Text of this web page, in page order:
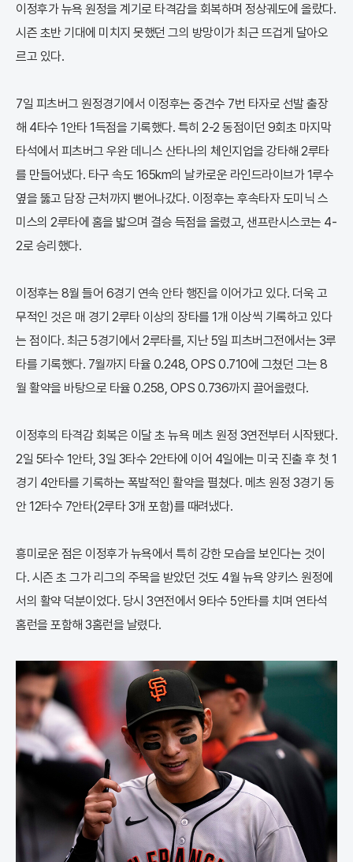
이정후가 뉴욕 원정을 계기로 타격감을 회복하며 정상궤도에 올랐다.
시즌 초반 기대에 미치지 못했던 그의 방망이가 최근 뜨겁게 달아오
르고 있다.
7일 피츠버그 원정경기에서 이정후는 중견수 7번 타자로 선발 출장
해 4타수 1안타 1득점을 기록했다. 특히 2-2 동점이던 9회초 마지막
타석에서 피츠버그 우완 데니스 산타나의 체인지업을 강타해 2루타
를 만들어냈다. 타구 속도 165km의 날카로운 라인드라이브가 1루수
옆을 뚫고 담장 근처까지 뻗어나갔다. 이정후는 후속타자 도미닉 스
미스의 2루타에 홈을 밟으며 결승 득점을 올렸고, 샌프란시스코는 4-
2로 승리했다.
이정후는 8월 들어 6경기 연속 안타 행진을 이어가고 있다. 더욱 고
무적인 것은 매 경기 2루타 이상의 장타를 1개 이상씩 기록하고 있다
는 점이다. 최근 5경기에서 2루타를, 지난 5일 피츠버그전에서는 3루
타를 기록했다. 7월까지 타율 0.248, OPS 0.710에 그쳤던 그는 8
월 활약을 바탕으로 타율 0.258, OPS 0.736까지 끌어올렸다.
이정후의 타격감 회복은 이달 초 뉴욕 메츠 원정 3연전부터 시작됐다.
2일 5타수 1안타, 3일 3타수 2안타에 이어 4일에는 미국 진출 후 첫 1
경기 4안타를 기록하는 폭발적인 활약을 펼쳤다. 메츠 원정 3경기 동
안 12타수 7안타(2루타 3개 포함)를 때려냈다.
흥미로운 점은 이정후가 뉴욕에서 특히 강한 모습을 보인다는 것이
다. 시즌 초 그가 리그의 주목을 받았던 것도 4월 뉴욕 양키스 원정에
서의 활약 덕분이었다. 당시 3연전에서 9타수 5안타를 치며 연타석
홈런을 포함해 3홈런을 날렸다.